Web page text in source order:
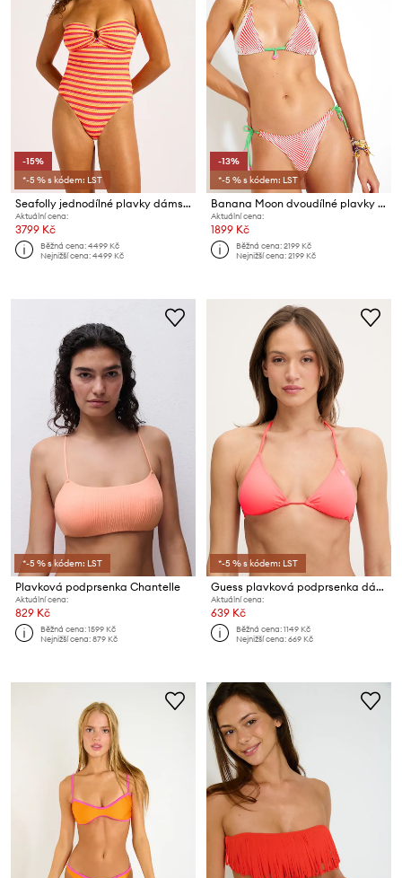
-15%
*-5 % s kódem: LST
Seafolly jednodílné plavky dámské Ring Front
Aktuální cena:
3799 Kč
Běžná cena:4499 Kč
Nejnižší cena:4499 Kč
-13%
*-5 % s kódem: LST
Banana Moon dvoudílné plavky dámské Terrystripe
Aktuální cena:
1899 Kč
Běžná cena:2199 Kč
Nejnižší cena:2199 Kč
*-5 % s kódem: LST
Plavková podprsenka Chantelle
Aktuální cena:
829 Kč
Běžná cena:1599 Kč
Nejnižší cena:879 Kč
*-5 % s kódem: LST
Guess plavková podprsenka dámská VIOLET
Aktuální cena:
639 Kč
Běžná cena:1149 Kč
Nejnižší cena:669 Kč